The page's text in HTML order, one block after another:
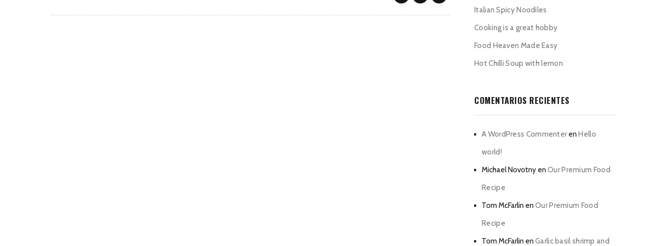
Italian Spicy Noodiles
Cooking is a great hobby
Food Heaven Made Easy
Hot Chilli Soup with lemon
COMENTARIOS RECIENTES
A WordPress CommenterenHello
world!
Michael Novotny en Our Premium Food
Recipe
Tom McFarlin en Our Premium Food
Recipe
Tom McFarlin en Garlic basil shrimp and